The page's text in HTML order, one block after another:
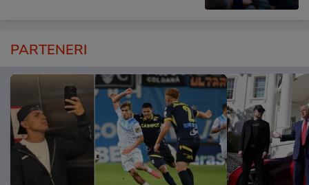
PARTENERI